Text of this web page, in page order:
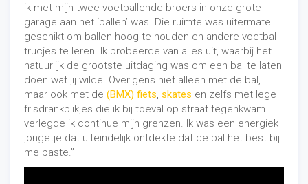
ik met mijn twee voetballende broers in onze grote
garage aan het ‘ballen’ was. Die ruimte was uitermate
geschikt om ballen hoog te houden en andere voetbal-
trucjes te leren. Ik probeerde van alles uit, waarbij het
natuurlijk de grootste uitdaging was om een bal te laten
doen wat jij wilde. Overigens niet alleen met de bal,
maar ook met de (BMX) fiets, skates en zelfs met lege
frisdrankblikjes die ik bij toeval op straat tegenkwam
verlegde ik continue mijn grenzen. Ik was een energiek
jongetje dat uiteindelijk ontdekte dat de bal het best bij
me paste.”